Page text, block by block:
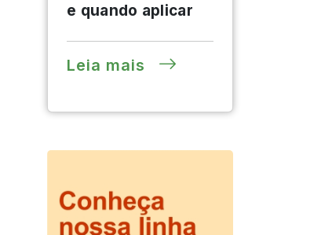
e quando aplicar
Leia mais